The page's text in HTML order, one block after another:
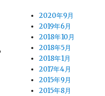
2020年9月
2019年6月
2018年10月
2018年5月
2018年1月
2017年4月
2015年9月
2015年8月